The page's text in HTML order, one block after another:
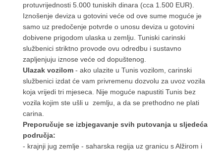
protuvrijednosti 5.000 tuniskih dinara (cca 1.500 EUR).
Iznošenje deviza u gotovini veće od ove sume moguće je
samo uz predočenje potvrde o unosu deviza u gotovini
dobivene prigodom ulaska u zemlju. Tuniski carinski
službenici striktno provode ovu odredbu i sustavno
zapljenjuju iznose veće od dopuštenog.
Ulazak vozilom - ako ulazite u Tunis vozilom, carinski
službenici izdat će vam privremenu dozvolu za uvoz vozila
koja vrijedi tri mjeseca. Nije moguće napustiti Tunis bez
vozila kojim ste ušli u zemlju, a da se prethodno ne plati
carina.
Preporučuje se izbjegavanje svih putovanja u sljedeća
područja:
- krajnji jug zemlje - saharska regija uz granicu s Alžirom i